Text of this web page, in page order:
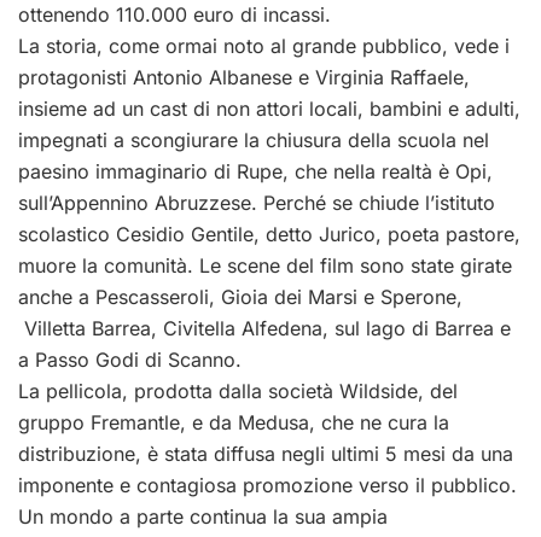
ottenendo 110.000 euro di incassi.
La storia, come ormai noto al grande pubblico, vede i
protagonisti Antonio Albanese e Virginia Raffaele,
insieme ad un cast di non attori locali, bambini e adulti,
impegnati a scongiurare la chiusura della scuola nel
paesino immaginario di Rupe, che nella realtà è Opi,
sull’Appennino Abruzzese. Perché se chiude l’istituto
scolastico Cesidio Gentile, detto Jurico, poeta pastore,
muore la comunità. Le scene del film sono state girate
anche a Pescasseroli, Gioia dei Marsi e Sperone,
Villetta Barrea, Civitella Alfedena, sul lago di Barrea e
a Passo Godi di Scanno.
La pellicola, prodotta dalla società Wildside, del
gruppo Fremantle, e da Medusa, che ne cura la
distribuzione, è stata diffusa negli ultimi 5 mesi da una
imponente e contagiosa promozione verso il pubblico.
Un mondo a parte continua la sua ampia